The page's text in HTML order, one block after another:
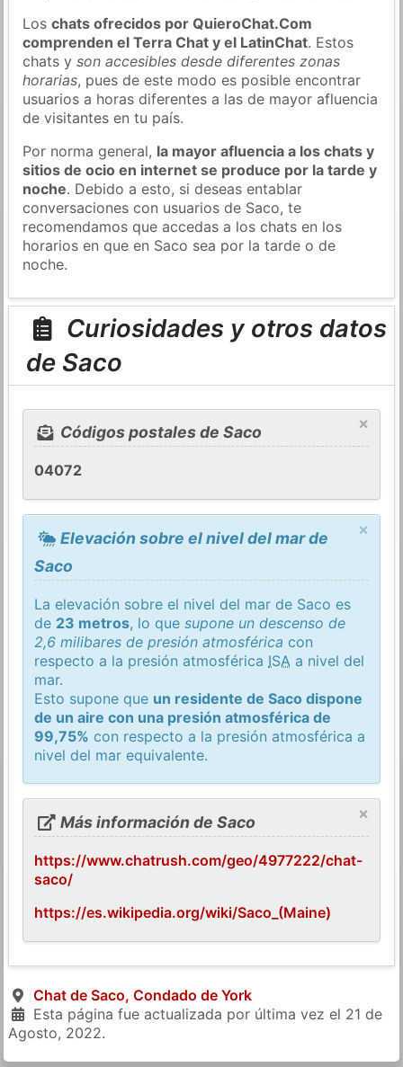
Loschats ofrecidos por QuieroChat.Com
comprenden el Terra Chat y el LatinChat. Estos
chats yson accesibles desde diferentes zonas
horarias, pues de este modo es posible encontrar
usuarios a horas diferentes a las de mayor afluencia
de visitantes en tu país.
Por norma general, la mayor afluencia a los chats y
sitios de ocio en internet se produce por la tarde y
noche. Debido a esto, si deseas entablar
conversaciones con usuarios de Saco, te
recomendamos que accedas a los chats en los
horarios en que en Saco sea por la tarde o de
noche.
Curiosidades y otros datos
de Saco
×
Códigos postales de Saco
04072
×
Elevación sobre el nivel del mar de
Saco
La elevación sobre el nivel del mar de Saco es
de 23 metros, lo quesupone un descenso de
2,6 milibares de presión atmosférica con
respecto a la presión atmosférica ISA a nivel del
mar.
Esto supone que un residente de Saco dispone
de un aire con una presión atmosférica de
99,75% con respecto a la presión atmosférica a
nivel del mar equivalente.
×
Más información de Saco
https://www.chatrush.com/geo/4977222/chat-
saco/
https://es.wikipedia.org/wiki/Saco_(Maine)
Chat de Saco, Condado de York
Esta página fue actualizada por última vez el 21 de
Agosto, 2022.